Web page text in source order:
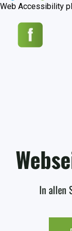
Web Accessibility
In allen